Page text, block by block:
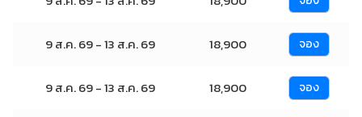
9 ส.ค. 69 - 13 ส.ค. 69 18,900 จอง
9 ส.ค. 69 - 13 ส.ค. 69 18,900 จอง